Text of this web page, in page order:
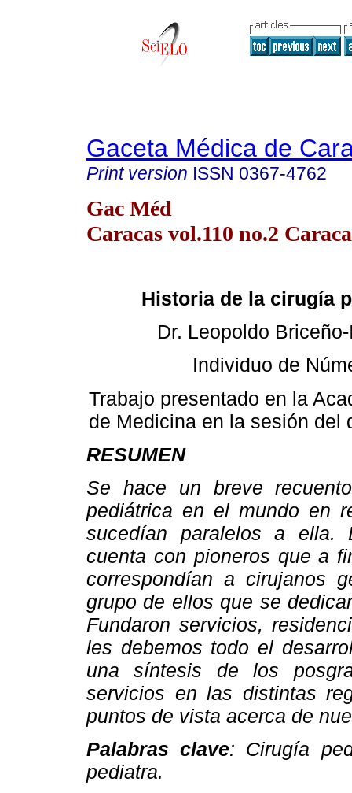
Gaceta Médica de
Print version ISSN 0367-4762
Gac Méd
Caracas vol.110 no.2
Historia de la cirugía
Dr. Leopoldo
Individuo de
Trabajo presentado en la
de Medicina en la sesión del
RESUMEN
Se hace un breve
pediátrica en el mundo en
sucedían paralelos a ella.
cuenta con pioneros que a
correspondían a cirujanos
grupo de ellos que se
Fundaron servicios,
les debemos todo el
una síntesis de los
servicios en las distintas
puntos de vista acerca de
Palabras clave: Cirugía
pediatra.